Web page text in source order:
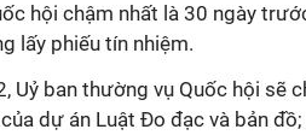
hội chậm nhất là 30 ngày
lấy phiếu tín nhiệm.
Uỷ ban thường vụ Quốc hội sẽ
dự án Luật Đo đạc và bản